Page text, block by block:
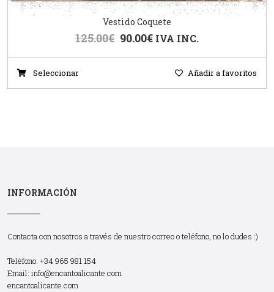
Vestido Coquete
125.00€ 90.00€ IVA INC.
Seleccionar Añadir a favoritos
INFORMACIÓN
Contacta con nosotros a través de nuestro correo o teléfono, no lo dudes :)
Teléfono: +34 965 981 154
Email: info@encantoalicante.com
encantoalicante.com